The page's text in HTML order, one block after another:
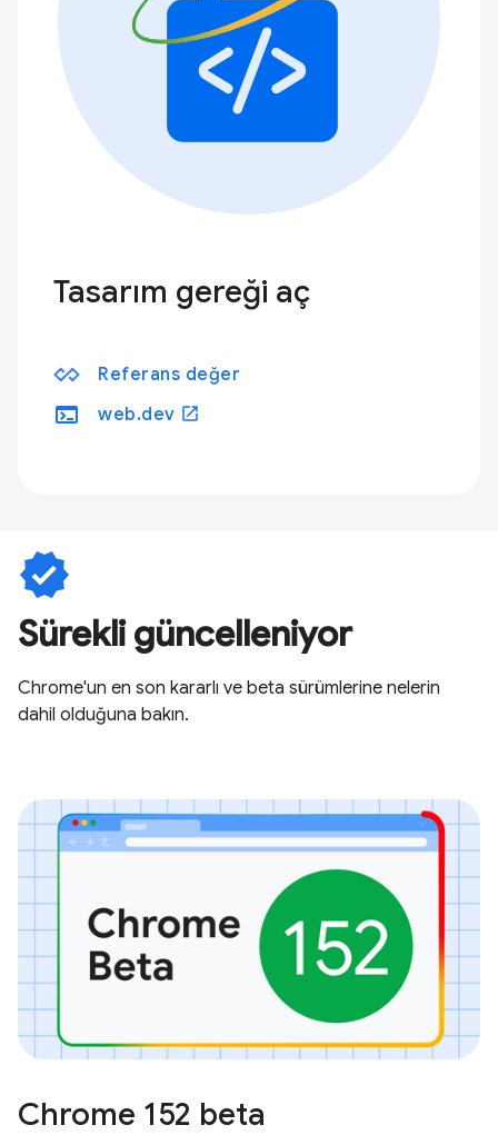
Tasarım gereği aç
Referans değer
terminal web.dev open_in_new
verified
Sürekli güncelleniyor
Chrome'un en son kararlı ve beta sürümlerine nelerin
dahil olduğuna bakın.
Chrome 152 beta